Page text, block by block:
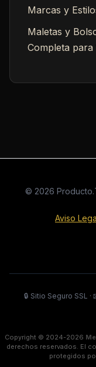
Marcas y
Maletas y
Completa
© 2026
Aviso
🔒 Sitio Seguro SSL ·
Copyright © 2024-2026
derechos reservados. El
protegidos